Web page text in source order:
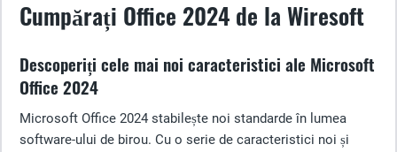
Cumpărați Office 2024 de la Wiresoft
Descoperiți cele mai noi caracteristici ale Microsoft
Office 2024
Microsoft Office 2024 stabilește noi standarde în lumea
software-ului de birou. Cu o serie de caracteristici noi și